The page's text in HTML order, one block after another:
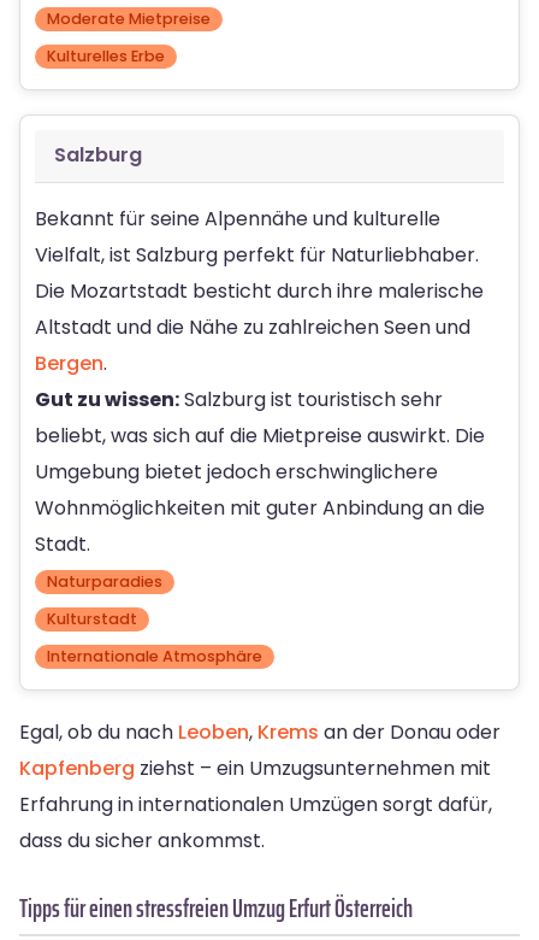
Moderate Mietpreise
Kulturelles Erbe
Salzburg
Bekannt für seine Alpennähe und kulturelle
Vielfalt, ist Salzburg perfekt für Naturliebhaber.
Die Mozartstadt besticht durch ihre malerische
Altstadt und die Nähe zu zahlreichen Seen und
Bergen.
Gut zu wissen:Salzburg ist touristisch sehr
beliebt, was sich auf die Mietpreise auswirkt. Die
Umgebung bietet jedoch erschwinglichere
Wohnmöglichkeiten mit guter Anbindung an die
Stadt.
Naturparadies
Kulturstadt
Internationale Atmosphäre
Egal, ob du nach Leoben, Krems an der Donau oder
Kapfenberg ziehst – ein Umzugsunternehmen mit
Erfahrung in internationalen Umzügen sorgt dafür,
dass du sicher ankommst.
Tipps für einen stressfreien Umzug Erfurt Österreich